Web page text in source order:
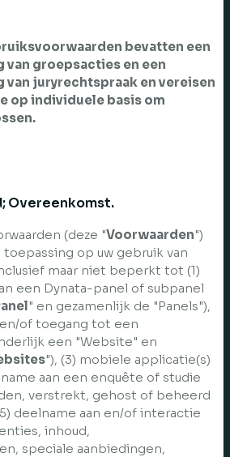
bevatten een
groepsacties en een
van juryrechtspraak en vereisen
op individuele basis om
Overeenkomst.
(deze "Voorwaarden")
op uw gebruik van
maar niet beperkt tot (1)
een Dynata-panel of subpanel
" en gezamenlijk de "Panels"),
of toegang tot een
een "Website" en
"), (3) mobiele applicatie(s)
aan een enquête of studie
verstrekt, gehost of beheerd
deelname aan en/of interactie
inhoud,
speciale aanbiedingen,